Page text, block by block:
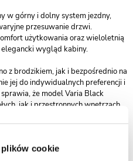
cookie
w górny i dolny system jezdny,
przesuwanie drzwi.
użytkowania oraz wieloletnią
wygląd kabiny.
z brodzikiem, jak i bezpośrednio na
jej do indywidualnych preferencji i
że model Varia Black
jak i przestronnych wnętrzach.
okresem gwarancji, co stanowi
design, trwałość i wygodę,